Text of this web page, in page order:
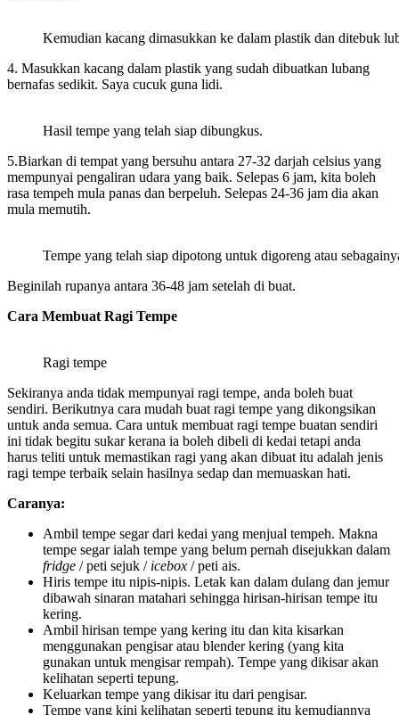
Kemudian kacang dimasukkan ke dalam plastik dan ditebuk
4. Masukkan kacang dalam plastik yang sudah dibuatkan lubang
bernafas sedikit. Saya cucuk guna lidi.
Hasil tempe yang telah siap dibungkus.
5.Biarkan di tempat yang bersuhu antara 27-32 darjah celsius yang
mempunyai pengaliran udara yang baik. Selepas 6 jam, kita boleh
rasa tempeh mula panas dan berpeluh. Selepas 24-36 jam dia akan
mula memutih.
Tempe yang telah siap dipotong untuk digoreng atau
Beginilah rupanya antara 36-48 jam setelah di buat.
Cara Membuat Ragi Tempe
Ragi tempe
Sekiranya anda tidak mempunyai ragi tempe, anda boleh buat
sendiri. Berikutnya cara mudah buat ragi tempe yang dikongsikan
untuk anda semua. Cara untuk membuat ragi tempe buatan sendiri
ini tidak begitu sukar kerana ia boleh dibeli di kedai tetapi anda
harus teliti untuk memastikan ragi yang akan dibuat itu adalah jenis
ragi tempe terbaik selain hasilnya sedap dan memuaskan hati.
Caranya:
Ambil tempe segar dari kedai yang menjual tempeh. Makna
tempe segar ialah tempe yang belum pernah disejukkan dalam
fridge / peti sejuk / icebox / peti ais.
Hiris tempe itu nipis-nipis. Letak kan dalam dulang dan jemur
dibawah sinaran matahari sehingga hirisan-hirisan tempe itu
kering.
Ambil hirisan tempe yang kering itu dan kita kisarkan
menggunakan pengisar atau blender kering (yang kita
gunakan untuk mengisar rempah). Tempe yang dikisar akan
kelihatan seperti tepung.
Keluarkan tempe yang dikisar itu dari pengisar.
Tempe yang kini kelihatan seperti tepung itu kemudiannya